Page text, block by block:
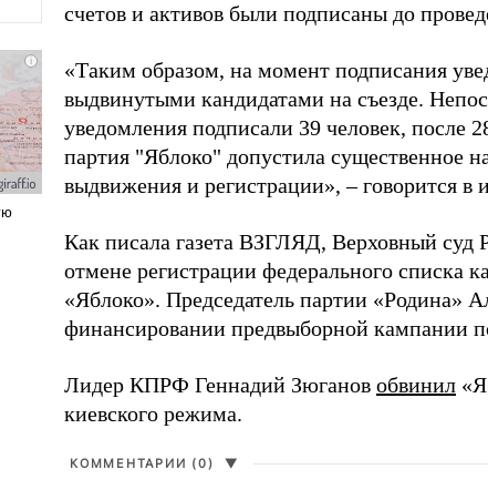
счетов и активов были подписаны до
«Таким образом, на момент подписания
выдвинутыми кандидатами на съезде.
уведомления подписали 39 человек, после
партия "Яблоко" допустила существенное
выдвижения и регистрации», – говорится в
Как писала газета ВЗГЛЯД, Верховный суд
отмене регистрации федерального списка
«Яблоко». Председатель партии «Родина»
финансировании предвыборной кампании
Лидер КПРФ Геннадий Зюганов обвинил
киевского режима.
КОММЕНТАРИИ (0) ▼